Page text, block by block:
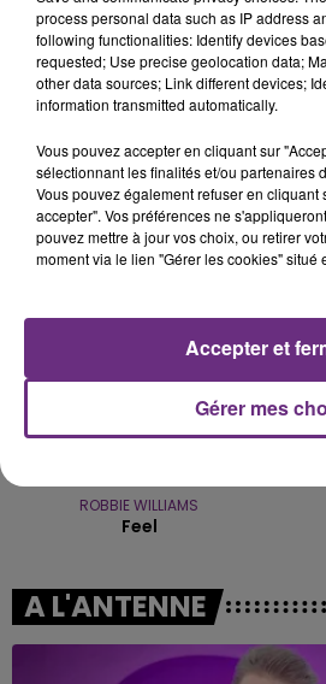
LADY GAGA FEAT. BRADLEY
COOPER
Shallow
10h24
10h24
ROBBIE WILLIAMS
Feel
A L'ANTENNE
process personal data such as IP address
following functionalities: Identify devices
requested; Use precise geolocation data;
other data sources; Link different devices;
information transmitted automatically.
Vous pouvez accepter en cliquant sur
sélectionnant les finalités et/ou partenaires
Vous pouvez également refuser en cliquant
accepter". Vos préférences ne
pouvez mettre à jour vos choix, ou retirer
moment via le lien "Gérer les cookies" situé
Gérer mes
Accepter et